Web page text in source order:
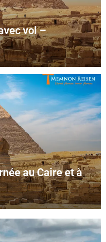
vol –
au Caire et à